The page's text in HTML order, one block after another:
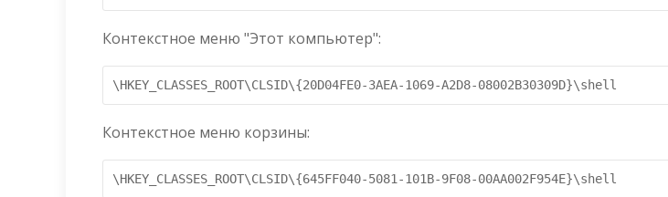
Контекстное меню "Этот компьютер":
Контекстное меню корзины: